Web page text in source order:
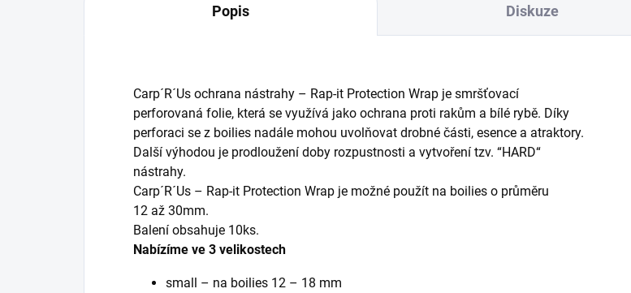
Popis Diskuze
Carp´R´Us ochrana nástrahy – Rap-it Protection Wrap je smršťovací
perforovaná folie, která se využívá jako ochrana proti rakům a bílé rybě. Díky
perforaci se z boilies nadále mohou uvolňovat drobné části, esence a atraktory.
Další výhodou je prodloužení doby rozpustnosti a vytvoření tzv. “HARD“
nástrahy.
Carp´R´Us – Rap-it Protection Wrap je možné použít na boilies o průměru
12 až 30mm.
Balení obsahuje 10ks.
Nabízíme ve 3 velikostech
small – na boilies 12 – 18 mm